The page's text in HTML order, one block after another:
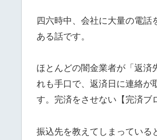
四六時中、会社に大量の電話
ある話です。
ほとんどの闇金業者が「返済
れも手口で、返済日に連絡が
す。完済をさせない【完済ブ
振込先を教えてしまっている